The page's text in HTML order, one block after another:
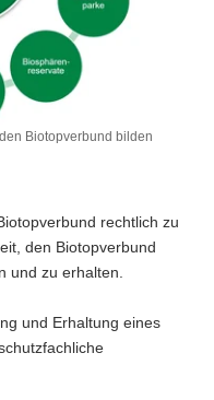
Biotopverbund bilden
rechtlich zu
den Biotopverbund
und zu erhalten.
und Erhaltung eines